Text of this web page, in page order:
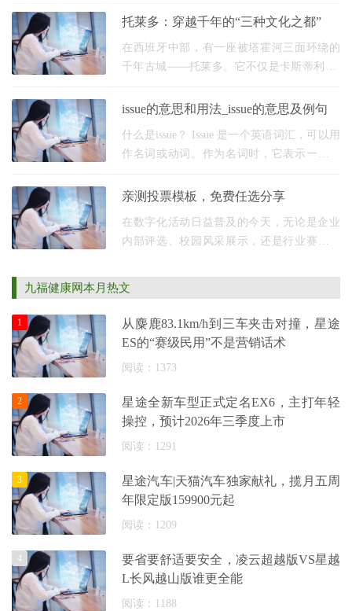
核心要认准风冷无霜、一级能效、双循环防
托莱多：穿越千年的“三种文化之都”
在西班牙中部，有一座被塔霍河三面环绕的
千年古城——托莱多。它不仅是卡斯蒂利亚-
独特魅力，成为全球旅行者心中的文化圣
issue的意思和用法_issue的意思及例句
什么是issue？ Issue 是一个英语词汇，可以用
作名词或动词。作为名词时，它表示一个问
示提出、引发或讨论一个问题。 作为名词，
亲测投票模板，免费任选分享
在数字化活动日益普及的今天，无论是企业
内部评选、校园风采展示，还是行业赛事、
线上投票活动已成为刚需。然而，许多活动
组织者常常
九福健康网本月热文
从麋鹿83.1km/h到三车夹击对撞，星途
ES的“赛级民用”不是营销话术
阅读：1373
1
星途全新车型正式定名EX6，主打年轻
操控，预计2026年三季度上市
阅读：1291
2
星途汽车|天猫汽车独家献礼，揽月五周
年限定版159900元起
阅读：1209
3
要省要舒适要安全，凌云超越版VS星越
L长风越山版谁更全能
阅读：1188
4